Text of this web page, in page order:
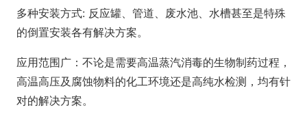
多种安装方式: 反应罐、管道、废水池、水槽甚至是特殊
的倒置安装各有解决方案。
应用范围广：不论是需要高温蒸汽消毒的生物制药过程，
高温高压及腐蚀物料的化工环境还是高纯水检测，均有针
对的解决方案。